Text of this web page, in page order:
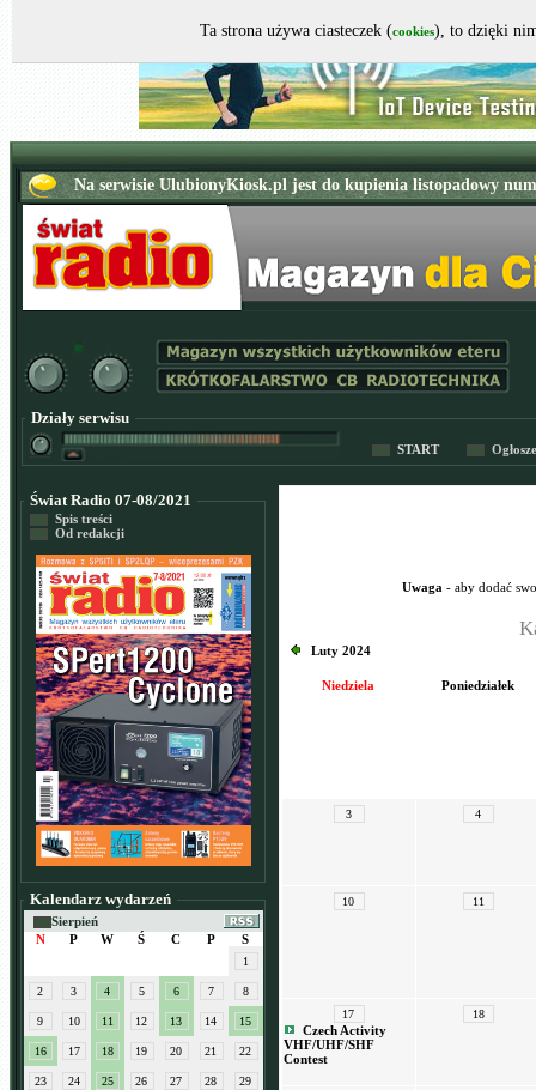
Działy serwisu
START
Świat Radio 07-08/2021
Spis treści
Od redakcji
Kalendarz wydarzeń
Sierpień
N
P W Ś C P S
1
2 3 4 5 6 7 8
9 10 11 12 13 14 15
16 17 18 19 20 21 22
23 24 25 26 27 28 29
Uwaga - aby dodać
Luty 2024
Niedziela Poniedziałek
3 4
10 11
17
Czech Activity
VHF/UHF/SHF
Contest
18
Ta strona używa ciasteczek (cookies), to dzięki